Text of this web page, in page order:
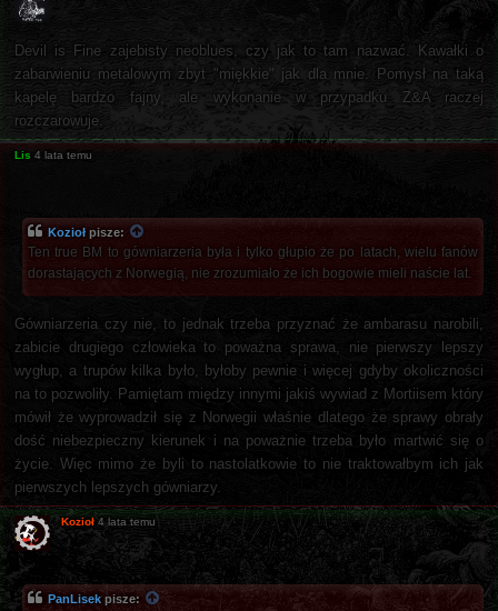
Devil is Fine zajebisty neoblues, czy jak to tam nazwać. Kawałki o
zabarwieniu metalowym zbyt "miękkie" jak dla mnie. Pomysł na taką
kapelę bardzo fajny, ale wykonanie w przypadku Z&A raczej
rozczarowuje.
Lis 4 lata temu
Kozioł pisze:
Ten true BM to gówniarzeria była i tylko głupio że po latach, wielu fanów
dorastających z Norwegią, nie zrozumiało że ich bogowie mieli naście lat.
Gówniarzeria czy nie, to jednak trzeba przyznać że ambarasu narobili,
zabicie drugiego człowieka to poważna sprawa, nie pierwszy lepszy
wygłup, a trupów kilka było, byłoby pewnie i więcej gdyby okoliczności
na to pozwoliły. Pamiętam między innymi jakiś wywiad z Mortiisem który
mówił że wyprowadził się z Norwegii właśnie dlatego że sprawy obrały
dość niebezpieczny kierunek i na poważnie trzeba było martwić się o
życie. Więc mimo że byli to nastolatkowie to nie traktowałbym ich jak
pierwszych lepszych gówniarzy.
Kozioł 4 lata temu
PanLisek pisze: